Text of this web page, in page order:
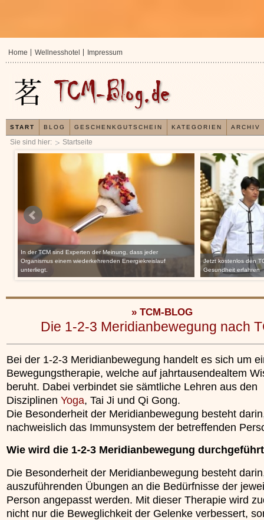
Sie sind hier: Startseite
In der TCM sind Experten der Meinung, dass jeder
Organismus einem wiederkehrenden Energiekreislauf
unterliegt.
Jetzt kostenlos den
Gesundheit erfahren
» TCM-BLOG
Die 1-2-3 Meridianbewegung nach
Bei der 1-2-3 Meridianbewegung handelt es sich um
Bewegungstherapie, welche auf jahrtausendealtem
beruht. Dabei verbindet sie sämtliche Lehren aus den
Disziplinen Yoga, Tai Ji und Qi Gong.
Die Besonderheit der Meridianbewegung besteht
nachweislich das Immunsystem der betreffenden
Wie wird die 1-2-3 Meridianbewegung
Die Besonderheit der Meridianbewegung besteht
auszuführenden Übungen an die Bedürfnisse der
Person angepasst werden. Mit dieser Therapie wird
nicht nur die Beweglichkeit der Gelenke verbessert,
Home Wellnesshotel Impressum
START BLOG GESCHENKGUTSCHEIN KATEGORIEN ARCHIV